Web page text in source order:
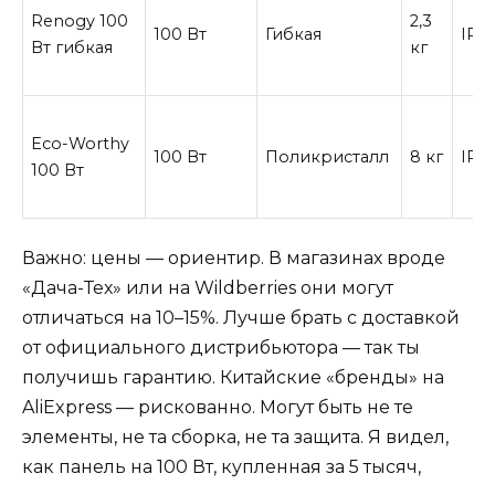
Renogy 100
Вт гибкая
100 Вт Гибкая
2,3
кг
Eco-Worthy
100 Вт
100 Вт Поликристалл 8 кг
Важно: цены — ориентир. В магазинах вроде
«Дача-Тех» или на Wildberries они могут
отличаться на 10–15%. Лучше брать с доставкой
от официального дистрибьютора — так ты
получишь гарантию. Китайские «бренды» на
AliExpress — рискованно. Могут быть не те
элементы, не та сборка, не та защита. Я видел,
как панель на 100 Вт, купленная за 5 тысяч,